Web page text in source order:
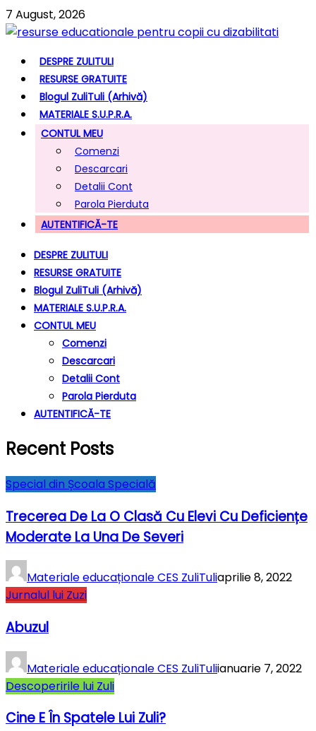
7 August, 2026
DESPRE ZULITULI
RESURSE GRATUITE
Blogul ZuliTuli (arhivă)
MATERIALE S.U.P.R.A.
CONTUL MEU
Comenzi
Descarcari
Detalii Cont
Parola Pierduta
AUTENTIFICĂ-TE
DESPRE ZULITULI
RESURSE GRATUITE
Blogul ZuliTuli (arhivă)
MATERIALE S.U.P.R.A.
CONTUL MEU
Comenzi
Descarcari
Detalii Cont
Parola Pierduta
AUTENTIFICĂ-TE
Recent Posts
Special din Școala Specială
Trecerea De La O Clasă Cu Elevi Cu Deficiențe
Moderate La Una De Severi
Materiale educaționale CES ZuliTuliaprilie 8, 2022
Jurnalul lui Zuzi
Abuzul
Materiale educaționale CES ZuliTuliianuarie 7, 2022
Descoperirile lui Zuli
Cine E În Spatele Lui Zuli?